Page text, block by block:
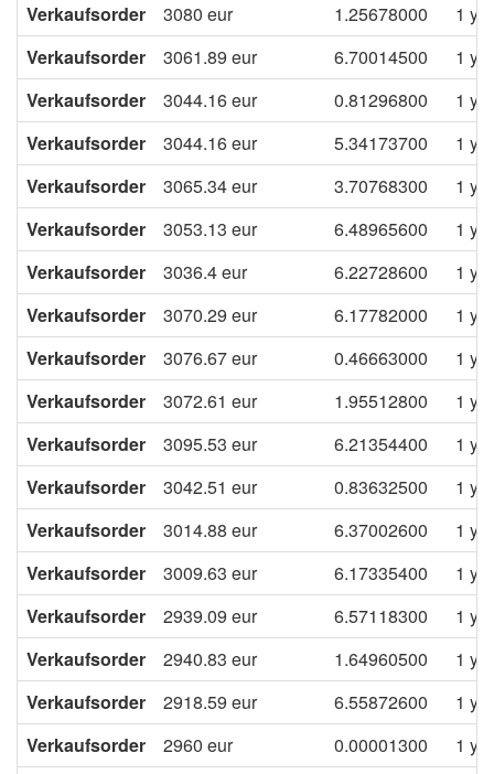
Verkaufsorder
3080 eur 1.25678000
1
Verkaufsorder
3061.89 eur 6.70014500
1
Verkaufsorder
3044.16eur 0.81296800
1
Verkaufsorder
3044.16eur 5.34173700
1
Verkaufsorder
3065.34eur 3.70768300
1
Verkaufsorder
3053.13 eur 6.48965600
1
Verkaufsorder
3036.4eur 6.22728600
1
Verkaufsorder
3070.29 eur 6.17782000
1
Verkaufsorder
3076.67eur 0.46663000
1
Verkaufsorder
3072.61 eur 1.95512800
1
Verkaufsorder
3095.53 eur 6.21354400
1
Verkaufsorder
3042.51 eur 0.83632500
1
Verkaufsorder
3014.88 eur 6.37002600
1
Verkaufsorder
3009.63 eur 6.17335400
1
Verkaufsorder
2939.09 eur 6.57118300
1
Verkaufsorder
2940.83 eur 1.64960500
1
Verkaufsorder
2918.59 eur 6.55872600
1
Verkaufsorder
2960 eur 0.00001300
1